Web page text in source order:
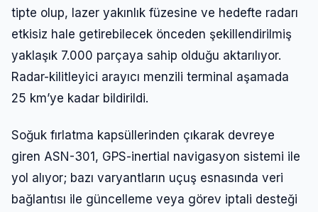
tipte olup, lazer yakınlık füzesine ve hedefte radarı
etkisiz hale getirebilecek önceden şekillendirilmiş
yaklaşık 7.000 parçaya sahip olduğu aktarılıyor.
Radar-kilitleyici arayıcı menzili terminal aşamada
25 km’ye kadar bildirildi.
Soğuk fırlatma kapsüllerinden çıkarak devreye
giren ASN-301, GPS-inertial navigasyon sistemi ile
yol alıyor; bazı varyantların uçuş esnasında veri
bağlantısı ile güncelleme veya görev iptali desteği
Giriş Yap